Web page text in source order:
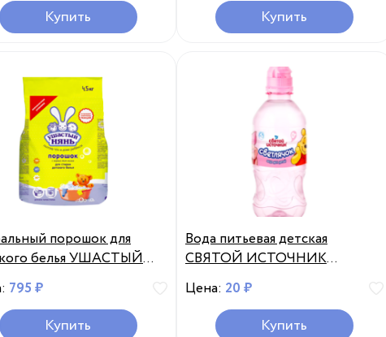
Купить Купить
порошок для
белья УШАСТЫЙ
4,5кг, Россия, 4,5 кг
795 ₽
Купить
Вода питьевая детская
СВЯТОЙ ИСТОЧНИК
Светлячок негазированная, с 0
месяцев, 330мл, Россия, 330 мл
Цена: 20 ₽
Купить